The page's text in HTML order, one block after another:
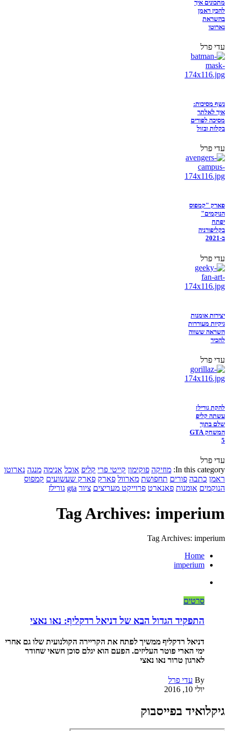
מתכונים איך
להכין ראמן
בהשראת
נארוטו
עדי פרל
נשף מסיכות:
איך לאלתר
מסיכה לפורים
בקלות ובזול
עדי פרל
פארק "קמפוס
הנוקמים"
יפתח
בקליפורניה
ב-2021
עדי פרל
יצירות אומנות
גיקיות מעוררות
השראה ששווה
להכיר
עדי פרל
להקת גורילז
עשתה קליפ
שלם בתוך
המשחק GTA
5
עדי פרל
In this category: מוזיקה פוקימון קייטי פרי קליפ אוכל אנימה מנגה נארוטו
ראמן כתבה פורים תחפושת מארוול פארק פארק שעשועים קמפוס
הנוקמים אומנות פאנארט פרוייקט מעריצים ציור gta גורילז
Tag Archives: imperium
Tag Archives: imperium
Home
imperium
סרטים
התפקיד הגדול הבא של דניאל רדקליף: נאו נאצי
דניאל רדקליף ממשיך לפתח את הקריירה הקולנועית שלו גם אחרי
ימי הארי פוטר העליזים. הפעם הוא יגלם סוכן חשאי שחודר
לארגון טרור נאו נאצי
By עדי פרל
יולי 10, 2016
גיקלואיד בפייסבוק